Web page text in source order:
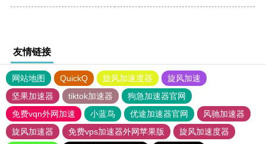
友情链接
网站地图 QuickQ 旋风加速度器
旋风加速
坚果加速器
tiktok加速器
狗急加速器官网
免费vqn外网加速
小蓝鸟 优途加速器官网
风驰加速器
旋风加速器
免费vps加速器外网苹果版
旋风加速度器